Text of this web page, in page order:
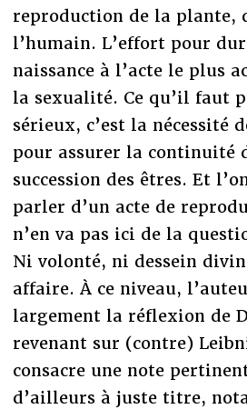
reproduction de la plante,
l’humain. L’effort pour
naissance à l’acte le plus
la sexualité. Ce qu’il faut
sérieux, c’est la nécessité
pour assurer la continuité
succession des êtres. Et
parler d’un acte de
n’en va pas ici de la
Ni volonté, ni dessein
affaire. À ce niveau,
largement la réflexion de
revenant sur (contre)
consacre une note
d’ailleurs à juste titre,